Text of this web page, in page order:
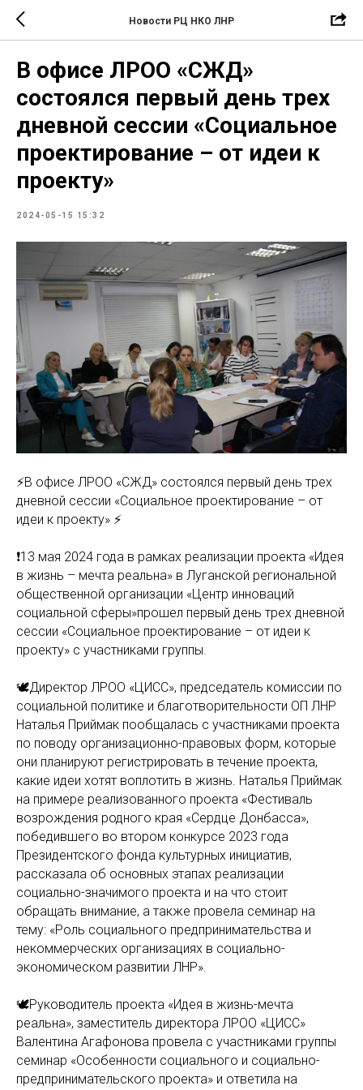
Новости РЦ НКО ЛНР
В офисе ЛРОО «СЖД»
состоялся первый день трех
дневной сессии «Социальное
проектирование – от идеи к
проекту»
2024-05-15 15:32
⚡️В офисе ЛРОО «СЖД» состоялся первый день трех
дневной сессии «Социальное проектирование – от
идеи к проекту» ⚡️
❗️13 мая 2024 года в рамках реализации проекта «Идея
в жизнь – мечта реальна» в Луганской региональной
общественной организации «Центр инноваций
социальной сферы»прошел первый день трех дневной
сессии «Социальное проектирование – от идеи к
проекту» с участниками группы.
🕊️Директор ЛРОО «ЦИСС», председатель комиссии по
социальной политике и благотворительности ОП ЛНР
Наталья Приймак пообщалась с участниками проекта
по поводу организационно-правовых форм, которые
они планируют регистрировать в течение проекта,
какие идеи хотят воплотить в жизнь. Наталья Приймак
на примере реализованного проекта «Фестиваль
возрождения родного края «Сердце Донбасса»,
победившего во втором конкурсе 2023 года
Президентского фонда культурных инициатив,
рассказала об основных этапах реализации
социально-значимого проекта и на что стоит
обращать внимание, а также провела семинар на
тему: «Роль социального предпринимательства и
некоммерческих организациях в социально-
экономическом развитии ЛНР».
🕊️Руководитель проекта «Идея в жизнь-мечта
реальна», заместитель директора ЛРОО «ЦИСС»
Валентина Агафонова провела с участниками группы
семинар «Особенности социального и социально-
предпринимательского проекта» и ответила на